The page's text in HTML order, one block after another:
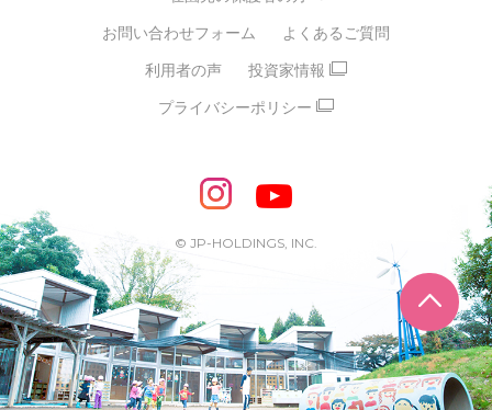
ページ
スポーツ保育園
モンテッソーリ式保育園
STEAMS保育・学童
えいご
めざせ！バイリンガル！
めざせ！アスリート教室
ピアノ教室♪ ドレミっこ
めざせ!HIPHOPダンサー!
輝け！チアリーダー
学童期向けプログラム
SDGsについて
お問い合わせフォーム よくあるご質問
利用者の声 投資家情報
プライバシーポリシー
© JP-HOLDINGS, INC.